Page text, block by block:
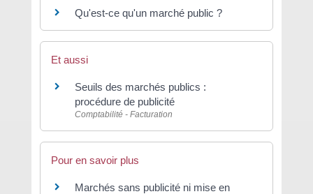
Qu'est-ce qu'un marché public ?
Et aussi
Seuils des marchés publics :
procédure de publicité
Comptabilité - Facturation
Pour en savoir plus
Marchés sans publicité ni mise en